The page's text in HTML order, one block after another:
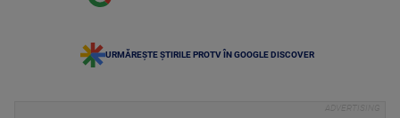
URMĂREȘTE ȘTIRILE PROTV ÎN GOOGLE DISCOVER